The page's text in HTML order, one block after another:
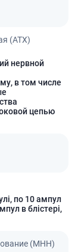
(АТХ)
нервной
в том числе
цепью
по 10 ампул
в блістері,
(МНН)